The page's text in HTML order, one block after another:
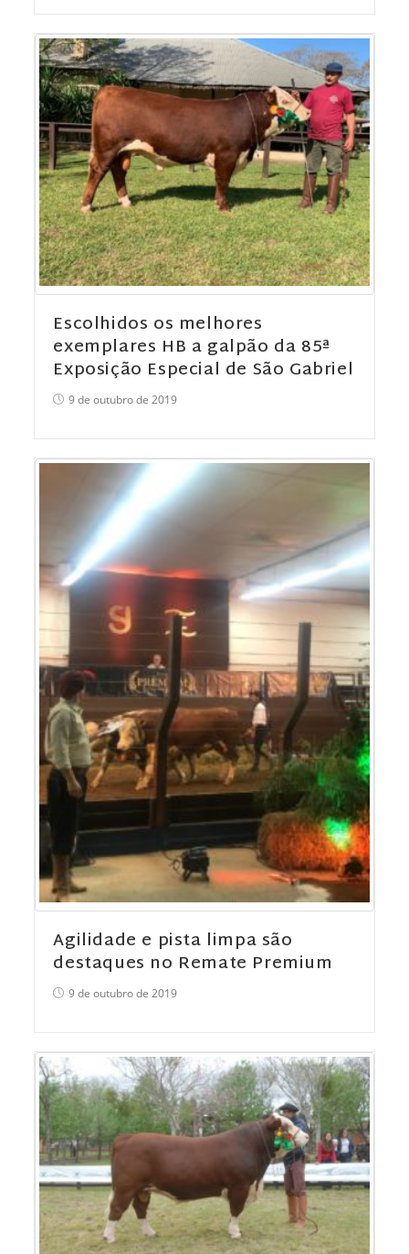
Escolhidos os melhores
exemplares HB a galpão da 85ª
Exposição Especial de São Gabriel
9 de outubro de 2019
Agilidade e pista limpa são
destaques no Remate Premium
9 de outubro de 2019